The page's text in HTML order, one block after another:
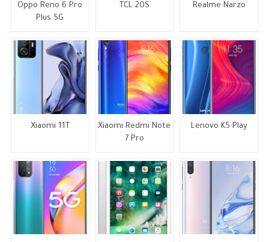
Oppo Reno 6 Pro
Plus 5G
TCL 20S Realme Narzo
Xiaomi 11T
Xiaomi Redmi Note
7 Pro
Lenovo K5 Play